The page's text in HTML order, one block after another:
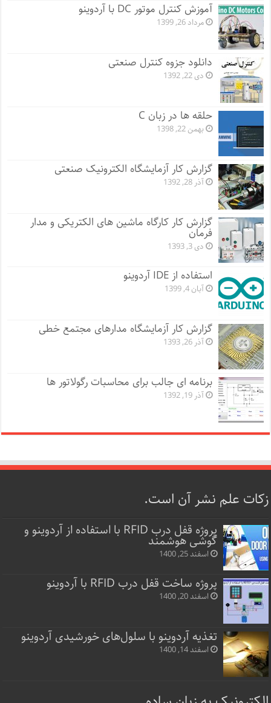
آموزش کنترل موتور DC با آردوینو
مرداد 26, 1399
دانلود جزوه کنترل صنعتی
دی 22, 1392
حلقه ها در زبان C
بهمن 22, 1398
گزارش کار آزمایشگاه الکترونیک صنعتی
آذر 28, 1392
گزارش کار کارگاه ماشین های الکتریکی و مدار
فرمان
دی 3, 1393
استفاده از IDE آردوینو
آبان 4, 1399
گزارش کار آزمایشگاه مدارهای مجتمع خطی
آذر 26, 1393
برنامه ای جالب برای محاسبات رگولاتور ها
آذر 19, 1392
زکات علم نشر آن است.
پروژه قفل‌ درب RFID با استفاده از آردوینو و
گوشی هوشمند
اسفند 25, 1400
پروژه ساخت قفل‌ درب RFID با آردوینو
اسفند 20, 1400
تغذیه آردوینو با سلول‌های خورشیدی آردوینو
اسفند 14, 1400